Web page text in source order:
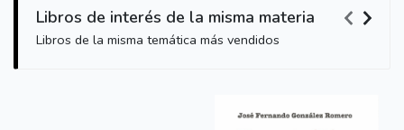
Libros de interés de la misma materia
Libros de la misma temática más vendidos